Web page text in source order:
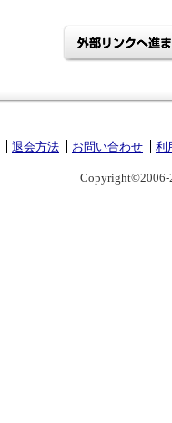
退会方法 お問い合わせ 利
Copyright©2006-